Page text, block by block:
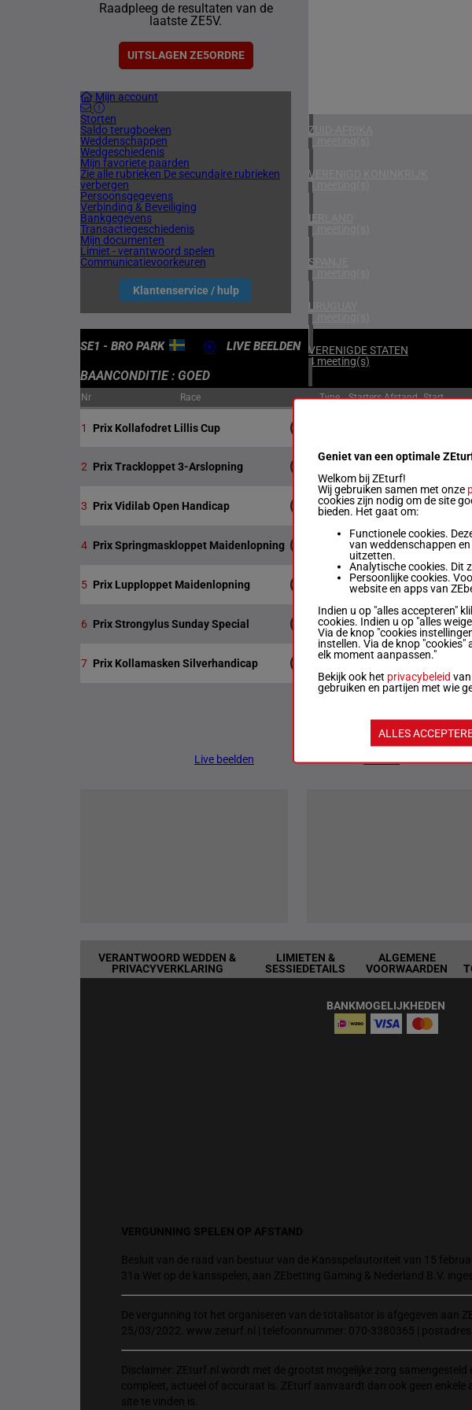
Raadpleeg de resultaten van de
laatste ZE5V.
UITSLAGEN ZE5ORDRE
Mijn account
Storten
Saldo terugboeken
Weddenschappen
Wedgeschiedenis
Mijn favoriete paarden
Zie alle rubrieken De secundaire rubrieken
verbergen
Persoonsgegevens
Verbinding & Beveiliging
Bankgegevens
Transactiegeschiedenis
Mijn documenten
Limiet - verantwoord spelen
Communicatievoorkeuren
Klantenservice / hulp
ZUID-AFRIKA
1 meeting(s)
VERENIGD KONINKRIJK
3 meeting(s)
IERLAND
1 meeting(s)
SPANJE
1 meeting(s)
URUGUAY
1 meeting(s)
VERENIGDE STATEN
4 meeting(s)
SE1 - BRO PARK LIVE BEELDEN
BAANCONDITIE : GOED
Nr Race Type StartersAfstand Start
1 Prix Kollafodret Lillis Cup
2 Prix Trackloppet 3-Arslopning 1400m
3 Prix Vidilab Open Handicap 6 1200m12:45
4 Prix Springmaskloppet Maidenlopning 8 1200m 13:19
5 Prix Lupploppet Maidenlopning 6 2100m13:46
6 Prix Strongylus Sunday Special 11 2100m 14:13
7 Prix Kollamasken Silverhandicap 1600m
Live beelden Nieuws
VERANTWOORD WEDDEN &
PRIVACYVERKLARING
LIMIETEN &
SESSIEDETAILS
ALGEMENE
VOORWAARDEN
BANKMOGELIJKHEDEN
VERGUNNING SPELEN OP AFSTAND
Besluit van de raad van bestuur van de Kansspelautoriteit van 15
31a Wet op de kansspelen, aan ZEbetting Gaming & Nederland B.V.
De vergunning tot het organiseren van de totalisator is afgegeven aan
25/03/2022. www.zeturf.nl | telefoonnummer: 070-3380365 |
Disclaimer: ZEturf.nl wordt met de grootst mogelijke zorg
compleet, actueel of accuraat is. ZEturf aanvaardt dan ook geen
site te vinden is.
Geniet van een optimale
Welkom bij ZEturf!
Wij gebruiken samen met onze
cookies zijn nodig om de site
bieden. Het gaat om:
Functionele cookies.
van weddenschappen
uitzetten.
Analytische cookies. Dit
Persoonlijke cookies.
website en apps van
Indien u op "alles accepteren"
cookies. Indien u op "alles
Via de knop "cookies
instellen. Via de knop
elk moment aanpassen."
Bekijk ook het privacybeleid
gebruiken en partijen met wie
ALLES